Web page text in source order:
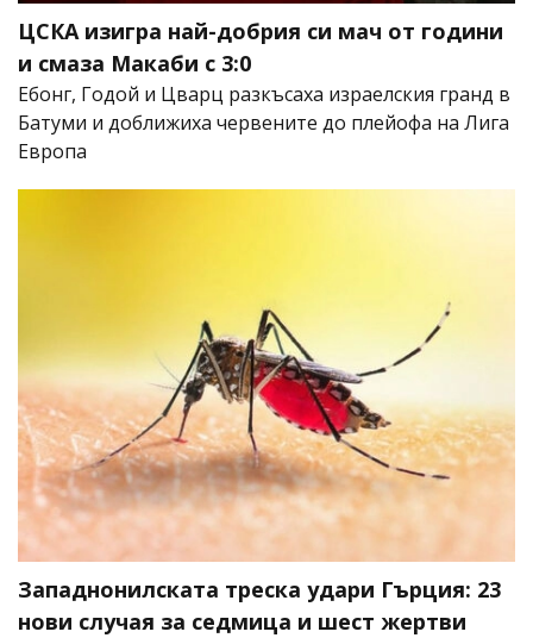
ЦСКА изигра най-добрия си мач от години
и смаза Макаби с 3:0
Ебонг, Годой и Цварц разкъсаха израелския гранд в
Батуми и доближиха червените до плейофа на Лига
Европа
Западнонилската треска удари Гърция: 23
нови случая за седмица и шест жертви